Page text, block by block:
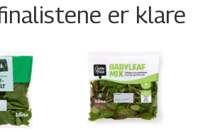
er klare